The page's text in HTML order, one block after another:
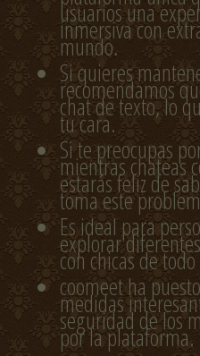
usuarios una
inmersiva con
mundo.
Si quieres
recomendamos
chat de texto, lo
tu cara.
Si te preocupas
mientras chateas
estarás feliz de
toma este
Es ideal para
explorar
con chicas de
coomeet ha
medidas
seguridad de los
por la plataforma.